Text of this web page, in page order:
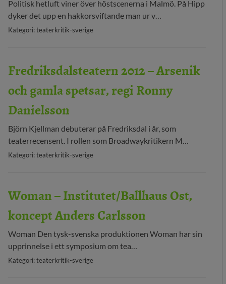
Politisk hetluft viner över höstscenerna i Malmö. På Hipp
dyker det upp en hakkorsviftande man ur v…
Kategori: teaterkritik-sverige
Fredriksdalsteatern 2012 – Arsenik
och gamla spetsar, regi Ronny
Danielsson
Björn Kjellman debuterar på Fredriksdal i år, som
teaterrecensent. I rollen som Broadwaykritikern M…
Kategori: teaterkritik-sverige
Woman – Institutet/Ballhaus Ost,
koncept Anders Carlsson
Woman Den tysk-svenska produktionen Woman har sin
upprinnelse i ett symposium om tea…
Kategori: teaterkritik-sverige